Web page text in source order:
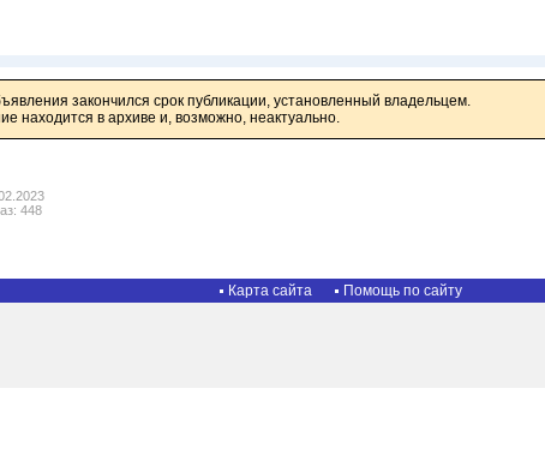
закончился срок публикации, установленный владельцем.
находится в архиве и, возможно, неактуально.
448
Карта сайта Помощь по сайту